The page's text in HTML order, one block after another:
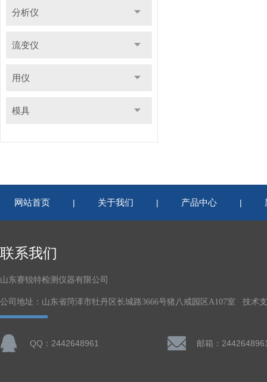
分析仪
流变仪
用仪
模具
网站首页 | 关于我们 | 产品中心 |
联系我们
山东赛锐特检测仪器有限公司
公司地址：山东省菏泽市牡丹区长城路3666号猪八戒园区A107室 技术
QQ：2442648961 邮箱：